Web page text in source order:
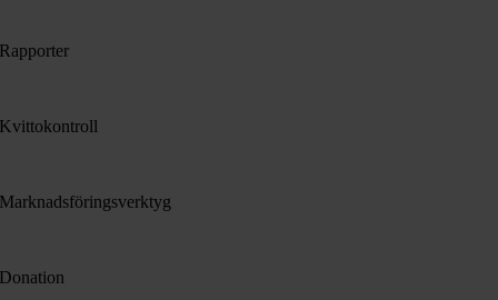
Rapporter
Kvittokontroll
Marknadsföringsverktyg
Donation